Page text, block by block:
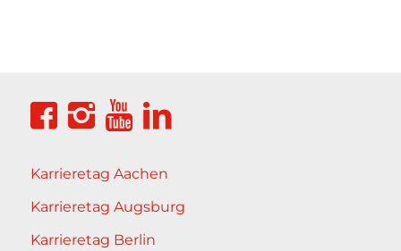
Karrieretag Aachen
Karrieretag Augsburg
Karrieretag Berlin